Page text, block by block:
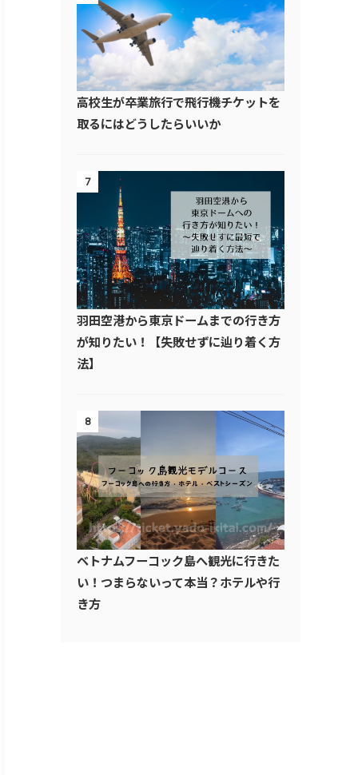
高校生が卒業旅行で飛行機チケットを
取るにはどうしたらいいか
7
羽田空港から東京ドームまでの行き方
が知りたい！【失敗せずに辿り着く方
法】
8
ベトナムフーコック島へ観光に行きた
い！つまらないって本当？ホテルや行
き方